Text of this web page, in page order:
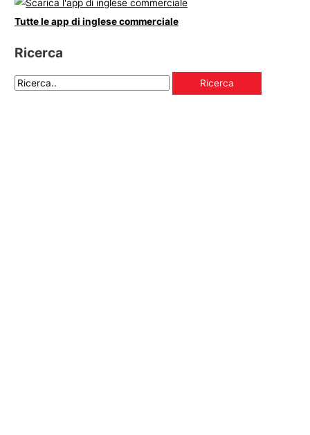
Tutte le app di inglese commerciale
Ricerca